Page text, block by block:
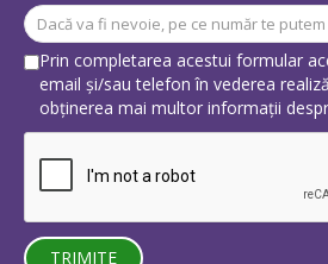
Prin completarea acestui formular
email și/sau telefon în vederea
obținerea mai multor informații